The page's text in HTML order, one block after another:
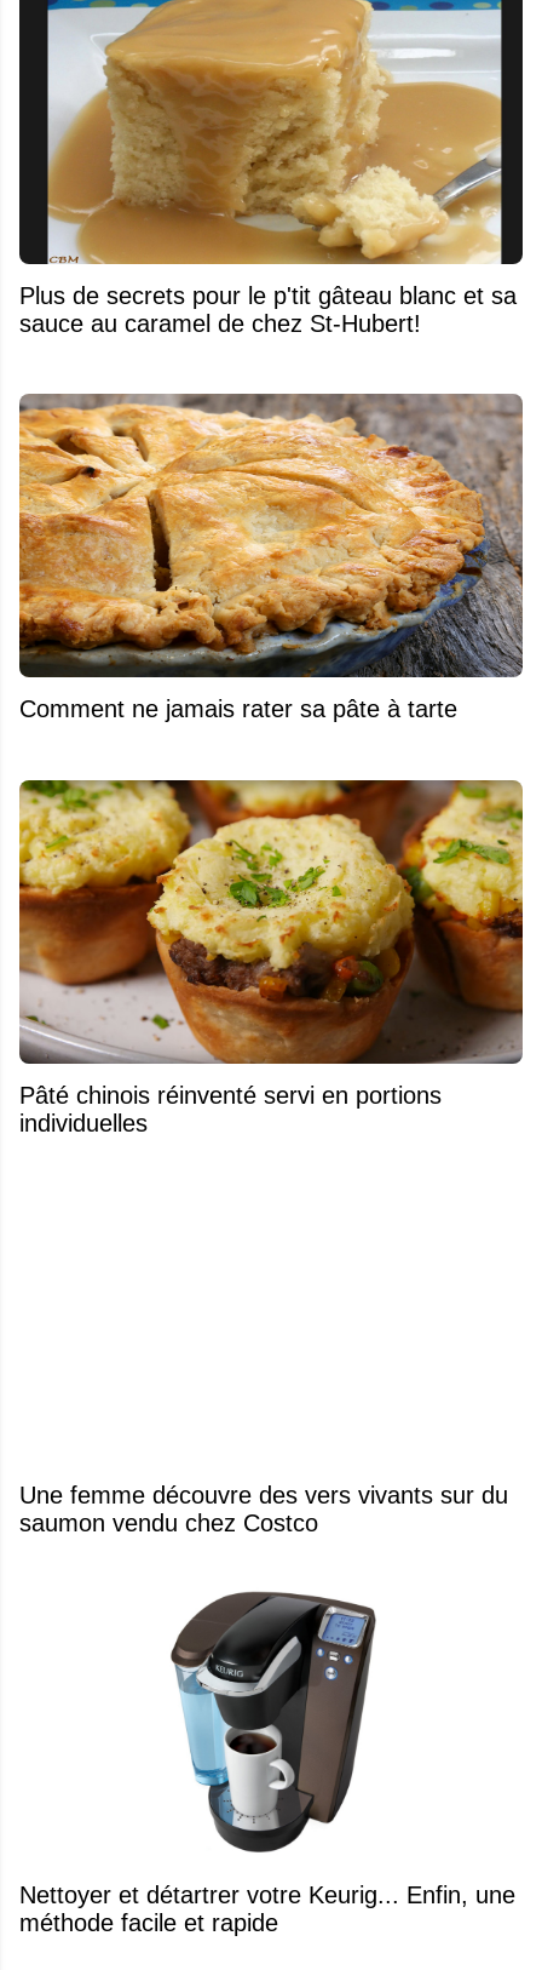
Plus de secrets pour le p'tit gâteau blanc et sa
sauce au caramel de chez St-Hubert!
Comment ne jamais rater sa pâte à tarte
Pâté chinois réinventé servi en portions
individuelles
Une femme découvre des vers vivants sur du
saumon vendu chez Costco
Nettoyer et détartrer votre Keurig... Enfin, une
méthode facile et rapide